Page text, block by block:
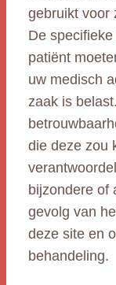
gebruikt voor
De
patiënt
uw medisch
zaak is
die deze zou
bijzondere of
gevolg van
deze site en
behandeling.